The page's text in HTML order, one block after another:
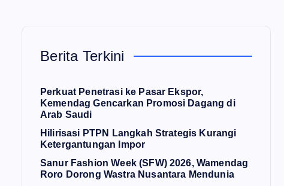
Berita Terkini
Perkuat Penetrasi ke Pasar Ekspor,
Kemendag Gencarkan Promosi Dagang di
Arab Saudi
Hilirisasi PTPN Langkah Strategis Kurangi
Ketergantungan Impor
Sanur Fashion Week (SFW) 2026, Wamendag
Roro Dorong Wastra Nusantara Mendunia